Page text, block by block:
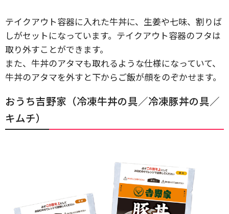
テイクアウト容器に入れた牛丼に、生姜や七味、割りば
しがセットになっています。テイクアウト容器のフタは
取り外すことができます。
また、牛丼のアタマも取れるような仕様になっていて、
牛丼のアタマを外すと下からご飯が顔をのぞかせます。
おうち吉野家（冷凍牛丼の具／冷凍豚丼の具／
キムチ）